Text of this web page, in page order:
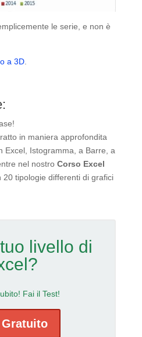
le serie, e non è
a 3D.
in maniera approfondita
Excel, Istogramma, a Barre, a
nel nostro Corso Excel
20 tipologie differenti di grafici
livello di
Fai il Test!
Gratuito